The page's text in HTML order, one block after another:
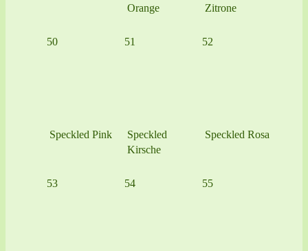
Orange
Zitrone
50
Speckled Pink
51
Speckled
Kirsche
52
Speckled Rosa
53 54 55